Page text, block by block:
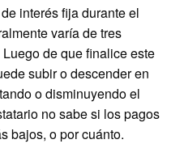
interés fija durante el
varía de tres
de que finalice este
subir o descender en
o disminuyendo el
no sabe si los pagos
bajos, o por cuánto.